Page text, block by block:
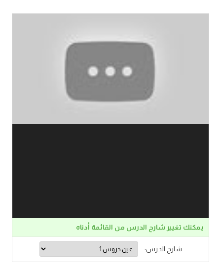
يمكنك تغيير شارح الدرس من القائمة أدناه
شارح الدرس: